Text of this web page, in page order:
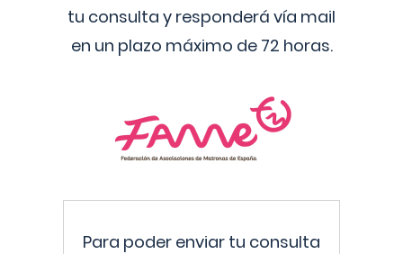
tu consulta y responderá vía mail
en un plazo máximo de 72 horas.
Para poder enviar tu consulta